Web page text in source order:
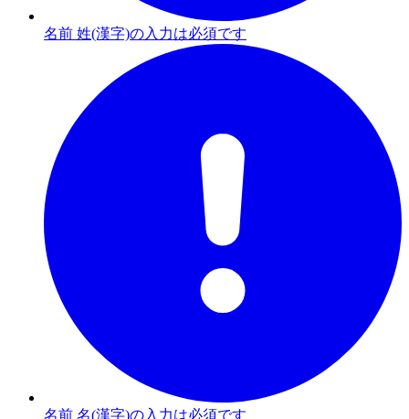
名前 姓(漢字)の入力は必須です
名前 名(漢字)の入力は必須です